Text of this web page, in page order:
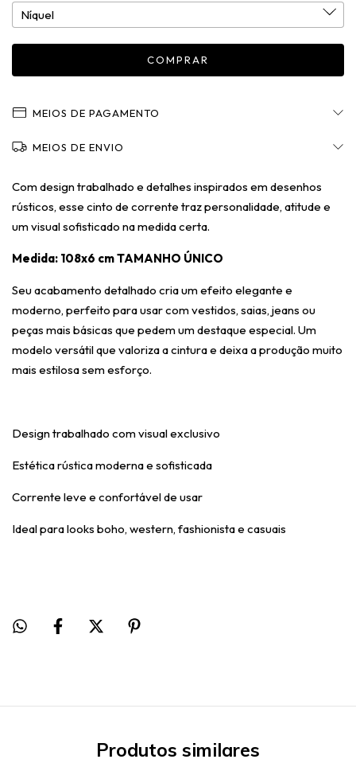
MEIOS DE PAGAMENTO
MEIOS DE ENVIO
Com design trabalhado e detalhes inspirados em desenhos
rústicos, esse cinto de corrente traz personalidade, atitude e
um visual sofisticado na medida certa.
Medida: 108x6 cm TAMANHO ÚNICO
Seu acabamento detalhado cria um efeito elegante e
moderno, perfeito para usar com vestidos, saias, jeans ou
peças mais básicas que pedem um destaque especial. Um
modelo versátil que valoriza a cintura e deixa a produção muito
mais estilosa sem esforço.
Design trabalhado com visual exclusivo
Estética rústica moderna e sofisticada
Corrente leve e confortável de usar
Ideal para looks boho, western, fashionista e casuais
Produtos similares